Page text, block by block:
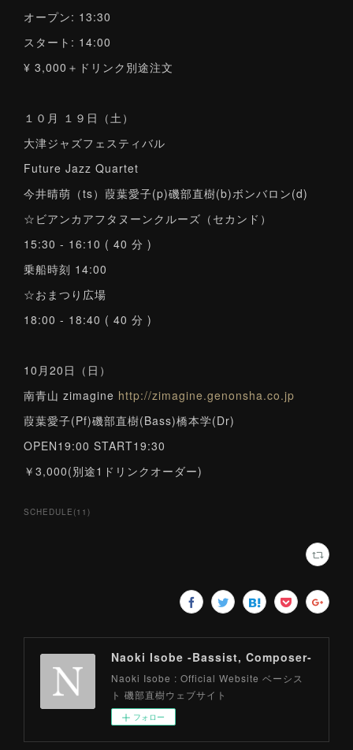
オープン: 13:30
スタート: 14:00
¥ 3,000＋ドリンク別途注文
１０月 １９日（土）
大津ジャズフェスティバル
Future Jazz Quartet
今井晴萌（ts）葭葉愛子(p)磯部直樹(b)ボンバロン(d)
☆ビアンカアフタヌーンクルーズ（セカンド）
15:30 - 16:10 ( 40 分 )
乗船時刻 14:00
☆おまつり広場
18:00 - 18:40 ( 40 分 )
10月20日（日）
南青山 zimagine http://zimagine.genonsha.co.jp
葭葉愛子(Pf)磯部直樹(Bass)橋本学(Dr)
OPEN19:00 START19:30
￥3,000(別途1ドリンクオーダー)
SCHEDULE (11 )
Naoki Isobe -Bassist, Composer-
Naoki Isobe : Official Website ベーシス
ト 磯部直樹ウェブサイト
フォロー